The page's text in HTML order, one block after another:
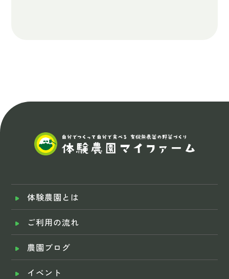
体験農園とは
ご利用の流れ
農園ブログ
イベント